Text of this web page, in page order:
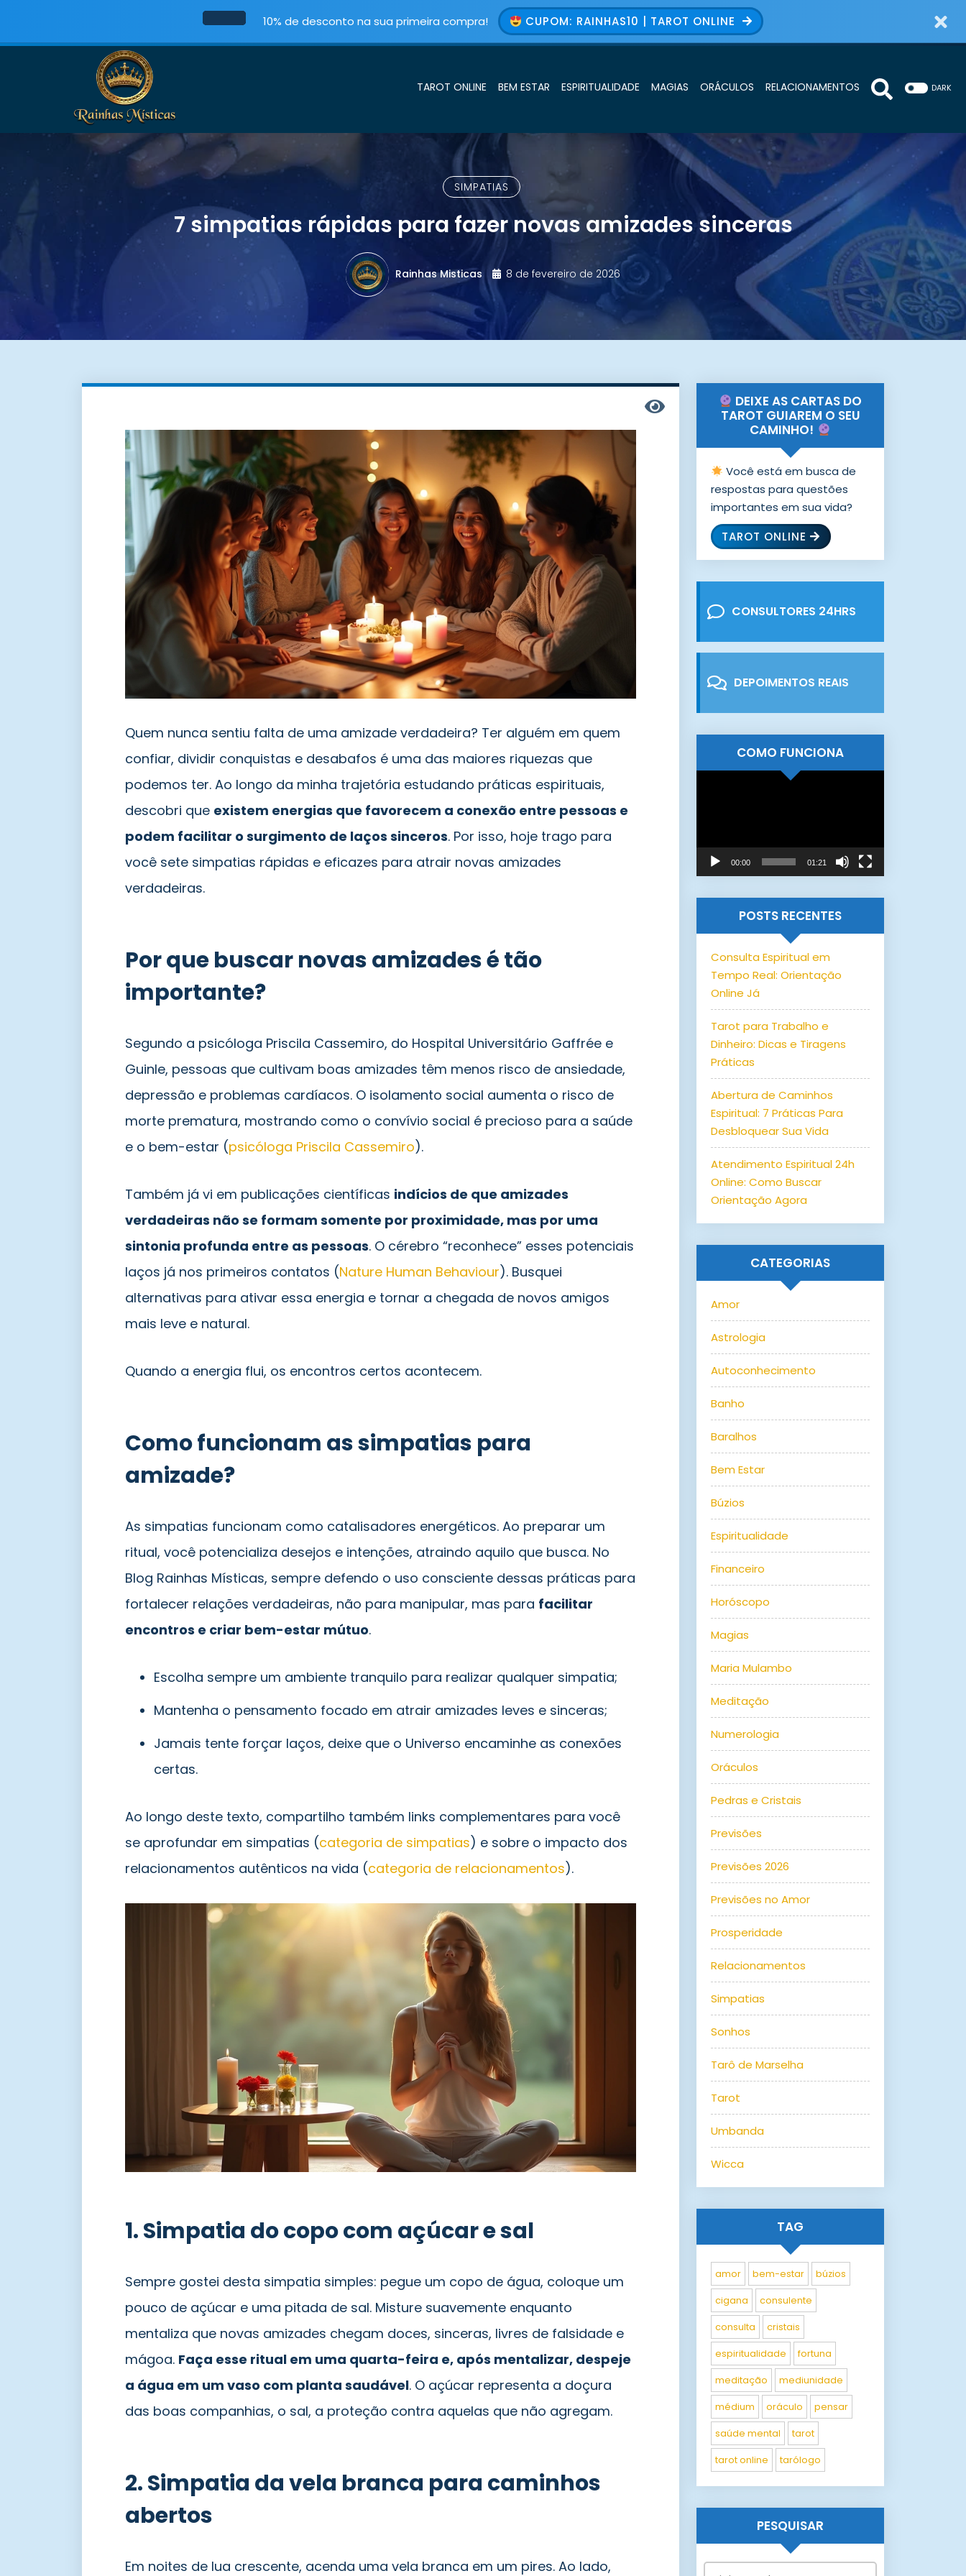
10% de desconto na sua primeira compra! CUPOM: RAINHAS10 | TAROT ONLINE
TAROT ONLINE BEM ESTAR ESPIRITUALIDADE MAGIAS ORÁCULOS RELACIONAMENTOS DARK
SIMPATIAS
7 simpatias rápidas para fazer novas amizades sinceras
Rainhas Misticas 8 de fevereiro de 2026
Quem nunca sentiu falta de uma amizade verdadeira? Ter alguém em quem
confiar, dividir conquistas e desabafos é uma das maiores riquezas que
podemos ter. Ao longo da minha trajetória estudando práticas espirituais,
descobri que existem energias que favorecem a conexão entre pessoas e
podem facilitar o surgimento de laços sinceros. Por isso, hoje trago para
você sete simpatias rápidas e eficazes para atrair novas amizades
verdadeiras.
Por que buscar novas amizades é tão
importante?
Segundo a psicóloga Priscila Cassemiro, do Hospital Universitário Gaffrée e
Guinle, pessoas que cultivam boas amizades têm menos risco de ansiedade,
depressão e problemas cardíacos. O isolamento social aumenta o risco de
morte prematura, mostrando como o convívio social é precioso para a saúde
e o bem-estar (psicóloga Priscila Cassemiro).
Também já vi em publicações científicas indícios de que amizades
verdadeiras não se formam somente por proximidade, mas por uma
sintonia profunda entre as pessoas. O cérebro “reconhece” esses potenciais
laços já nos primeiros contatos (Nature Human Behaviour). Busquei
alternativas para ativar essa energia e tornar a chegada de novos amigos
mais leve e natural.
Quando a energia flui, os encontros certos acontecem.
Como funcionam as simpatias para
amizade?
As simpatias funcionam como catalisadores energéticos. Ao preparar um
ritual, você potencializa desejos e intenções, atraindo aquilo que busca. No
Blog Rainhas Místicas, sempre defendo o uso consciente dessas práticas para
fortalecer relações verdadeiras, não para manipular, mas para facilitar
encontros e criar bem-estar mútuo.
Escolha sempre um ambiente tranquilo para realizar qualquer simpatia;
Mantenha o pensamento focado em atrair amizades leves e sinceras;
Jamais tente forçar laços, deixe que o Universo encaminhe as conexões
certas.
Ao longo deste texto, compartilho também links complementares para você
se aprofundar em simpatias (categoria de simpatias) e sobre o impacto dos
relacionamentos autênticos na vida (categoria de relacionamentos).
1. Simpatia do copo com açúcar e sal
Sempre gostei desta simpatia simples: pegue um copo de água, coloque um
pouco de açúcar e uma pitada de sal. Misture suavemente enquanto
mentaliza que novas amizades chegam doces, sinceras, livres de falsidade e
mágoa. Faça esse ritual em uma quarta-feira e, após mentalizar, despeje
a água em um vaso com planta saudável. O açúcar representa a doçura
das boas companhias, o sal, a proteção contra aquelas que não agregam.
2. Simpatia da vela branca para caminhos
abertos
Em noites de lua crescente, acenda uma vela branca em um pires. Ao lado,
DEIXE AS CARTAS DO
TAROT GUIAREM O SEU
CAMINHO!
Você está em busca de
respostas para questões
importantes em sua vida?
TAROT ONLINE
CONSULTORES 24HRS
DEPOIMENTOS REAIS
COMO FUNCIONA
00:00 01:21
POSTS RECENTES
Consulta Espiritual em
Tempo Real: Orientação
Online Já
Tarot para Trabalho e
Dinheiro: Dicas e Tiragens
Práticas
Abertura de Caminhos
Espiritual: 7 Práticas Para
Desbloquear Sua Vida
Atendimento Espiritual 24h
Online: Como Buscar
Orientação Agora
CATEGORIAS
Amor
Astrologia
Autoconhecimento
Banho
Baralhos
Bem Estar
Búzios
Espiritualidade
Financeiro
Horóscopo
Magias
Maria Mulambo
Meditação
Numerologia
Oráculos
Pedras e Cristais
Previsões
Previsões 2026
Previsões no Amor
Prosperidade
Relacionamentos
Simpatias
Sonhos
Tarô de Marselha
Tarot
Umbanda
Wicca
TAG
amor bem-estar búzios
cigana consulente
consulta cristais
espiritualidade fortuna
meditação mediunidade
médium oráculo pensar
saúde mental tarot
tarot online tarólogo
PESQUISAR